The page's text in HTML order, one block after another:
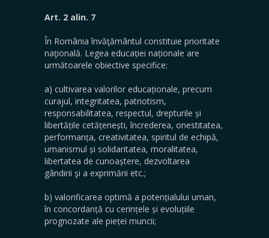
Art. 2 alin. 7
În România învăţământul constituie prioritate
naţională. Legea educației naționale are
următoarele obiective specifice:
a) cultivarea valorilor educaționale, precum
curajul, integritatea, patriotism,
responsabilitatea, respectul, drepturile și
libertățile cetățenești, încrederea, onestitatea,
performanța, creativitatea, spiritul de echipă,
umanismul și solidaritatea, moralitatea,
libertatea de cunoaștere, dezvoltarea
gândirii şi a exprimării etc.;
b) valorificarea optimă a potențialului uman,
în concordanță cu cerințele și evoluțiile
prognozate ale pieței muncii;